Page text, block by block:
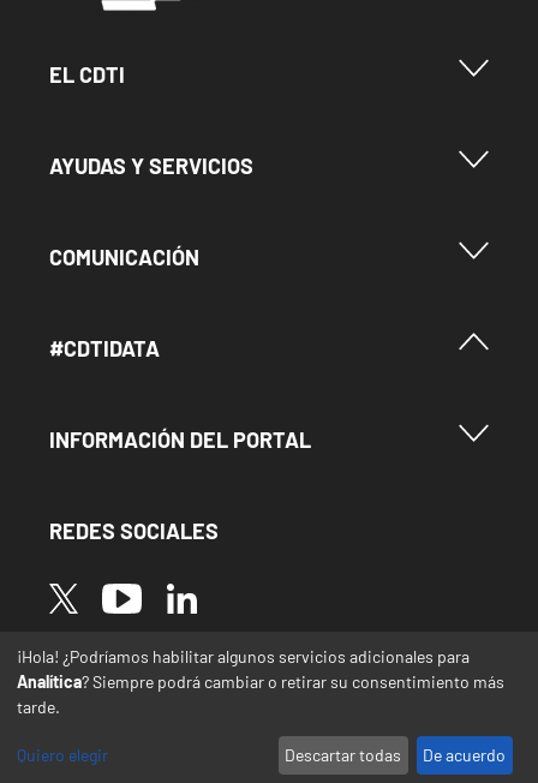
Menu Footer Cdti
EL CDTI
Menu Footer Ayudas y Servicios
AYUDAS Y SERVICIOS
Menu Footer Comunicación
COMUNICACIÓN
Menú Footer #Cdtidata
#CDTIDATA
Menu Footer Información del Portal
INFORMACIÓN DEL PORTAL
REDES SOCIALES
Image Image Image
* Las traducciones de este sitio web desde el
español a otras lenguas se realizan de forma
automática y pueden contener errores o
¡Hola! ¿Podríamos habilitar algunos servicios adicionales para
Analítica? Siempre podrá cambiar o retirar su consentimiento más
tarde.
Quiero elegir Descartar todas De acuerdo